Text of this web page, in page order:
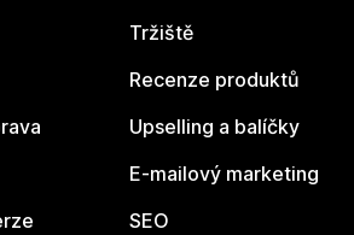
Tržiště
Recenze produktů
Upselling a balíčky
E-mailový marketing
SEO